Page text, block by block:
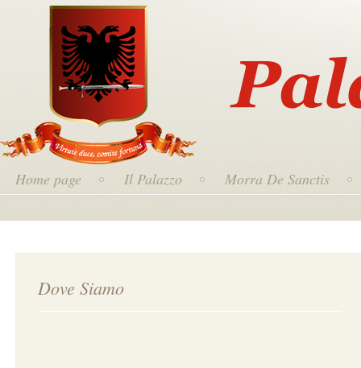
Home page Il Palazzo Morra De Sanctis
Dove Siamo